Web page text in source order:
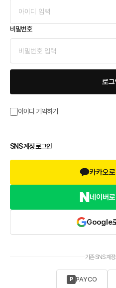
비밀번호
로
아이디 기억하기
SNS 계정 로그인
카카오
네이버
Google
기존 SNS 계
P PAYCO